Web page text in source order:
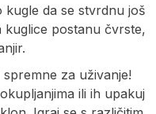
da se stvrdnu još
kuglice postanu čvrste,
za uživanje!
ili ih upakuj